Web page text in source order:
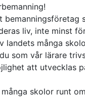
liv, inte minst
landets många
som vår lärare
att utvecklas
skolor runt